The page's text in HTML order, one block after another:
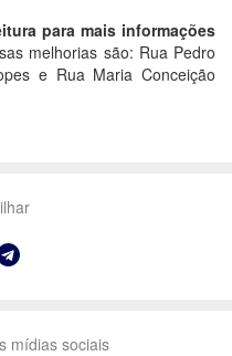
para mais informações
melhorias são: Rua Pedro
e Rua Maria Conceição
mídias sociais